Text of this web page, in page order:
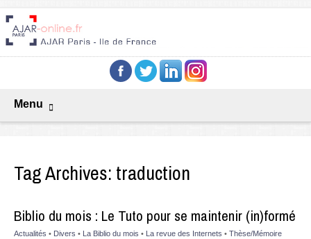
Menu
Tag Archives: traduction
Biblio du mois : Le Tuto pour se maintenir (in)formé
Actualités • Divers • La Biblio du mois • La revue des Internets • Thèse/Mémoire